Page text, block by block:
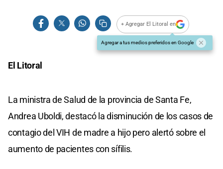
+ Agregar El Litoral en
Agregar a tus medios preferidos en Google
El Litoral
La ministra de Salud de la provincia de Santa Fe,
Andrea Uboldi, destacó la disminución de los casos de
contagio del VIH de madre a hijo pero alertó sobre el
aumento de pacientes con sífilis.